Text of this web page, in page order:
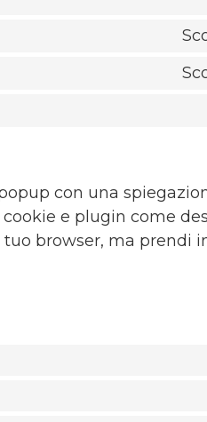
con una
e plugin come
browser, ma prendi